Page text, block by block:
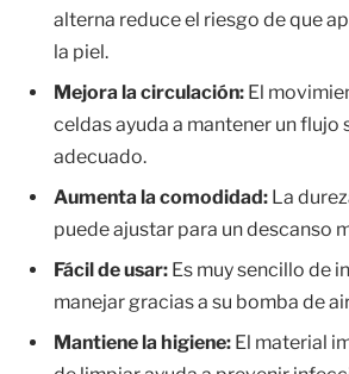
alterna reduce el riesgo de que
la piel.
Mejora la circulación: El
celdas ayuda a mantener un flujo
adecuado.
Aumenta la comodidad: La
puede ajustar para un descanso
Fácil de usar: Es muy sencillo de
manejar gracias a su bomba de
Mantiene la higiene: El material